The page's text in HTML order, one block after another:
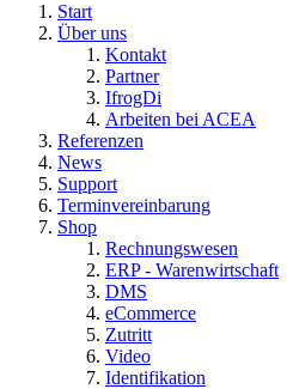
Start
Über uns
Kontakt
Partner
IfrogDi
Arbeiten bei ACEA
Referenzen
News
Support
Terminvereinbarung
Shop
Rechnungswesen
ERP - Warenwirtschaft
DMS
eCommerce
Zutritt
Video
Identifikation